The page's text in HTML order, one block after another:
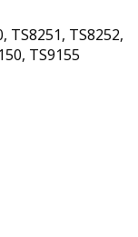
TS8251, TS8252,
TS9155